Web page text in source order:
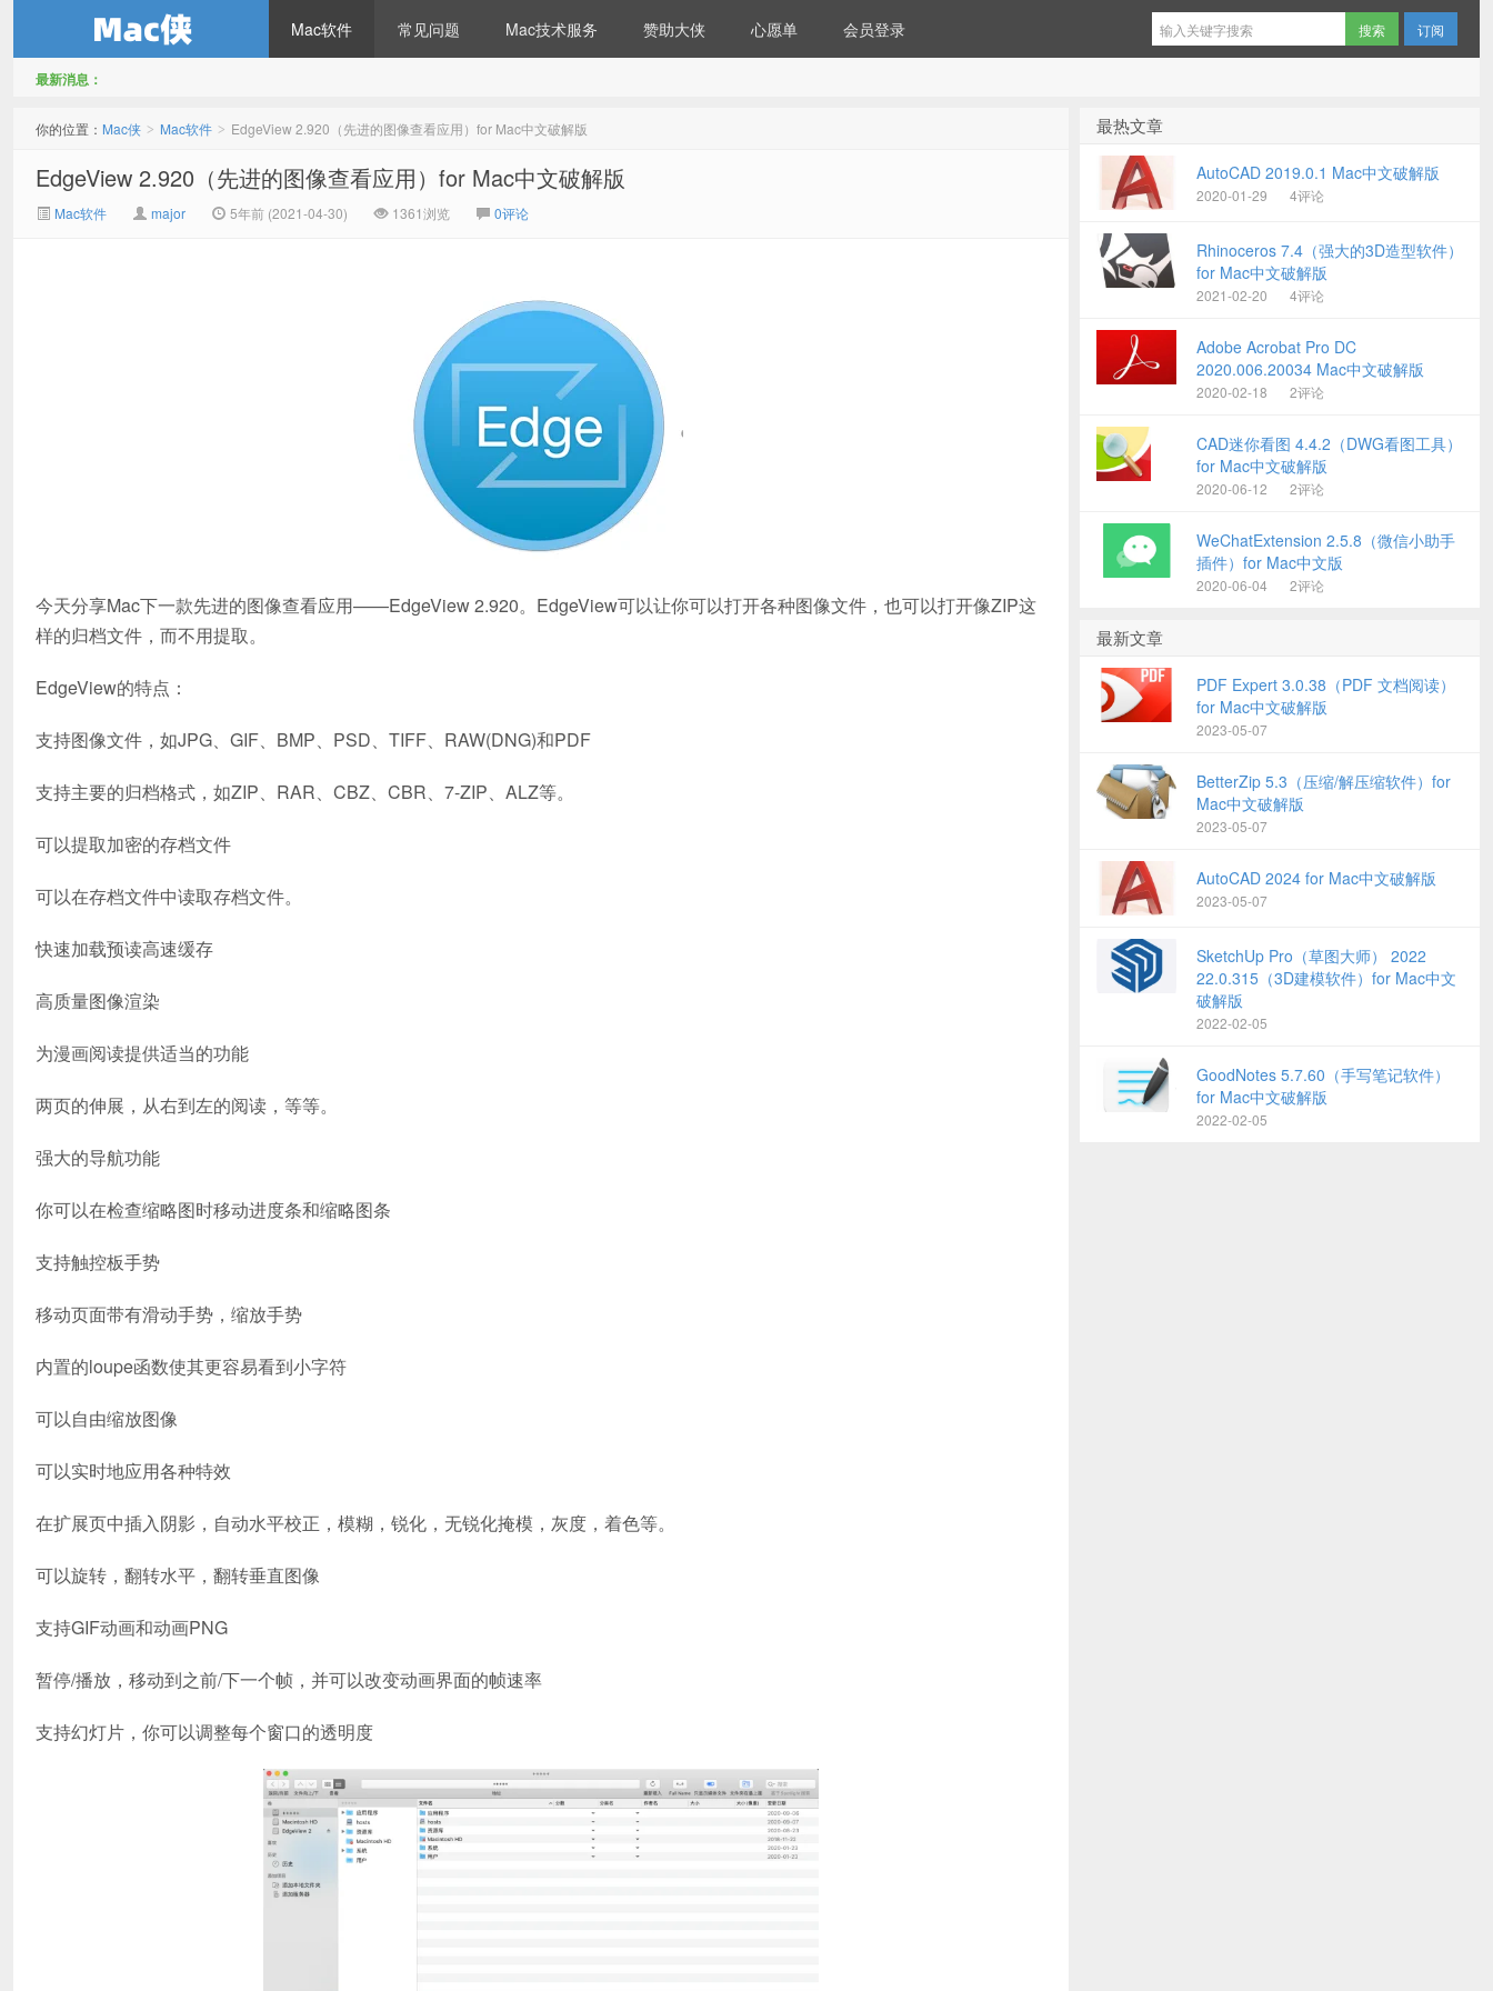
Mac软件 常见问题 Mac技术服务 赞助大侠 心愿单 会员登录 订阅
最新消息：
你的位置： Mac侠 > Mac软件 > EdgeView 2.920（先进的图像查看应用）for Mac中文破解版
EdgeView 2.920（先进的图像查看应用）for Mac中文破解版
Mac软件 major 5年前 (2021-04-30) 1361浏览 0评论
今天分享Mac下一款先进的图像查看应用——EdgeView 2.920。EdgeView可以让你可以打开各种图像文件，也可以打开像ZIP这
样的归档文件，而不用提取。
EdgeView的特点：
支持图像文件，如JPG、GIF、BMP、PSD、TIFF、RAW(DNG)和PDF
支持主要的归档格式，如ZIP、RAR、CBZ、CBR、7-ZIP、ALZ等。
可以提取加密的存档文件
可以在存档文件中读取存档文件。
快速加载预读高速缓存
高质量图像渲染
为漫画阅读提供适当的功能
两页的伸展，从右到左的阅读，等等。
强大的导航功能
你可以在检查缩略图时移动进度条和缩略图条
支持触控板手势
移动页面带有滑动手势，缩放手势
内置的loupe函数使其更容易看到小字符
可以自由缩放图像
可以实时地应用各种特效
在扩展页中插入阴影，自动水平校正，模糊，锐化，无锐化掩模，灰度，着色等。
可以旋转，翻转水平，翻转垂直图像
支持GIF动画和动画PNG
暂停/播放，移动到之前/下一个帧，并可以改变动画界面的帧速率
支持幻灯片，你可以调整每个窗口的透明度
最热文章
AutoCAD 2019.0.1 Mac中文破解版
2020-01-29 4评论
Rhinoceros 7.4（强大的3D造型软件）
for Mac中文破解版
2021-02-20 4评论
Adobe Acrobat Pro DC
2020.006.20034 Mac中文破解版
2020-02-18 2评论
CAD迷你看图 4.4.2（DWG看图工具）
for Mac中文破解版
2020-06-12 2评论
WeChatExtension 2.5.8（微信小助手
插件）for Mac中文版
2020-06-04 2评论
最新文章
PDF Expert 3.0.38（PDF 文档阅读）
for Mac中文破解版
2023-05-07
BetterZip 5.3（压缩/解压缩软件）for
Mac中文破解版
2023-05-07
AutoCAD 2024 for Mac中文破解版
2023-05-07
SketchUp Pro（草图大师） 2022
22.0.315（3D建模软件）for Mac中文
破解版
2022-02-05
GoodNotes 5.7.60（手写笔记软件）
for Mac中文破解版
2022-02-05